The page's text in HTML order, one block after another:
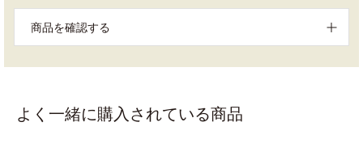
商品を確認する
よく一緒に購入されている商品